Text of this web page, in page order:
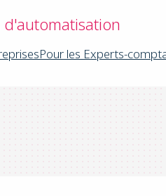
Pour les Experts-